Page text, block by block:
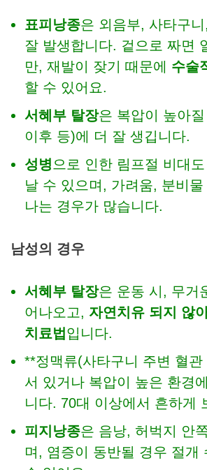
표피낭종은 외음부, 사타구
잘 발생합니다. 겉으로 짜면
만, 재발이 잦기 때문에 수술
할 수 있어요.
서혜부 탈장은 복압이 높아
이후 등)에 더 잘 생깁니다.
성병 으로 인한 림프절 비대
날 수 있으며, 가려움, 분비
나는 경우가 많습니다.
남성의 경우
서혜부 탈장은 운동 시, 무거
어나오고, 자연치유 되지 않
치료법 입니다.
**정맥류(사타구니 주변 혈관
서 있거나 복압이 높은 환경
니다. 70대 이상에서 흔하게
피지낭종은 음낭, 허벅지 안
며, 염증이 동반될 경우 절개